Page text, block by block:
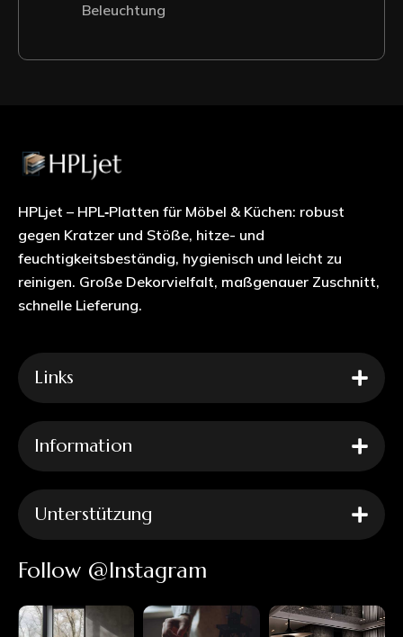
Beleuchtung
HPLjet – HPL‑Platten für Möbel & Küchen: robust
gegen Kratzer und Stöße, hitze- und
feuchtigkeitsbeständig, hygienisch und leicht zu
reinigen. Große Dekorvielfalt, maßgenauer Zuschnitt,
schnelle Lieferung.
Links
Information
Unterstützung
Follow @Instagram